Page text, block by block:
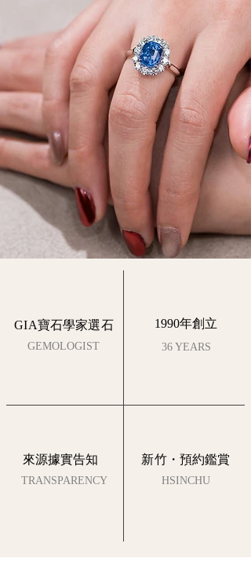
1990年創立
36 YEARS
GIA寶石學家選石
GEMOLOGIST
TRANSPARENCY
來源據實告知 新竹・預約鑑賞
HSINCHU